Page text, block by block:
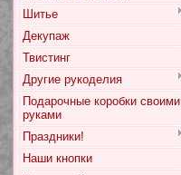
Шитье
Декупаж
Твистинг
Другие рукоделия
Подарочные коробки своими
руками
Праздники!
Наши кнопки